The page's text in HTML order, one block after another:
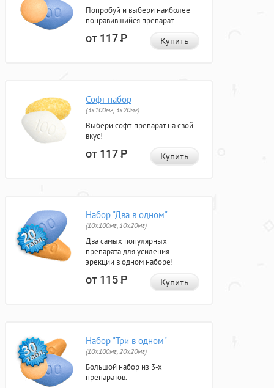
Попробуй и выбери наиболее
понравившийся препарат.
от 117Р Купить
Софт набор
(3x100мг, 3x20мг)
Выбери софт-препарат на свой
вкус!
от 117Р Купить
Набор "Два в одном"
(10x100мг, 10x20мг)
Два самых популярных
препарата для усиления
эрекции в одном наборе!
от 115Р Купить
Набор "Три в одном"
(10x100мг, 20x20мг)
Большой набор из 3-х
препаратов.